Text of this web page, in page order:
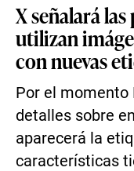
X señalará
utilizan
con nuevas
Por el momento
detalles sobre
aparecerá la
características